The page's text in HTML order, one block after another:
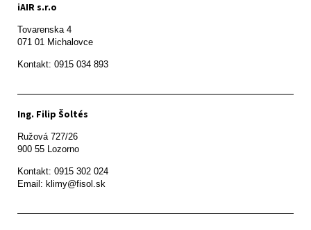
iAIR s.r.o
Tovarenska 4
071 01 Michalovce
Ing. Filip Šoltés
Ružová 727/26
900 55 Lozorno
Kontakt: 0915 302 024
Email: klimy@fisol.sk